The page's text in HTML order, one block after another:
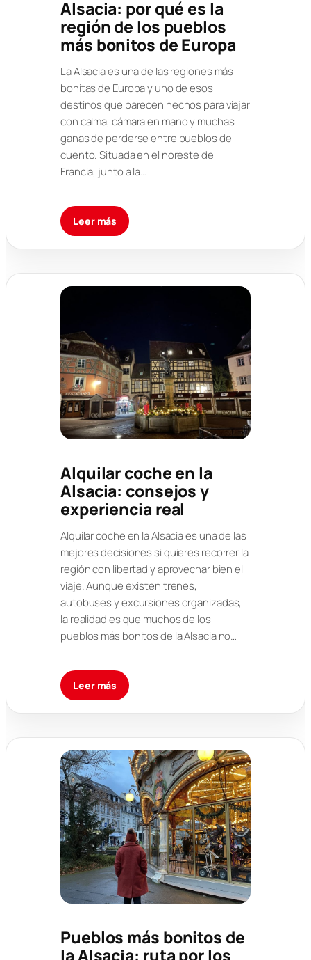
Alsacia: por qué es la
región de los pueblos
más bonitos de Europa
La Alsacia es una de las regiones más
bonitas de Europa y uno de esos
destinos que parecen hechos para viajar
con calma, cámara en mano y muchas
ganas de perderse entre pueblos de
cuento. Situada en el noreste de
Francia, junto a la…
Leer más
Alquilar coche en la
Alsacia: consejos y
experiencia real
Alquilar coche en la Alsacia es una de las
mejores decisiones si quieres recorrer la
región con libertad y aprovechar bien el
viaje. Aunque existen trenes,
autobuses y excursiones organizadas,
la realidad es que muchos de los
pueblos más bonitos de la Alsacia no…
Leer más
Pueblos más bonitos de
la Alsacia: ruta por los